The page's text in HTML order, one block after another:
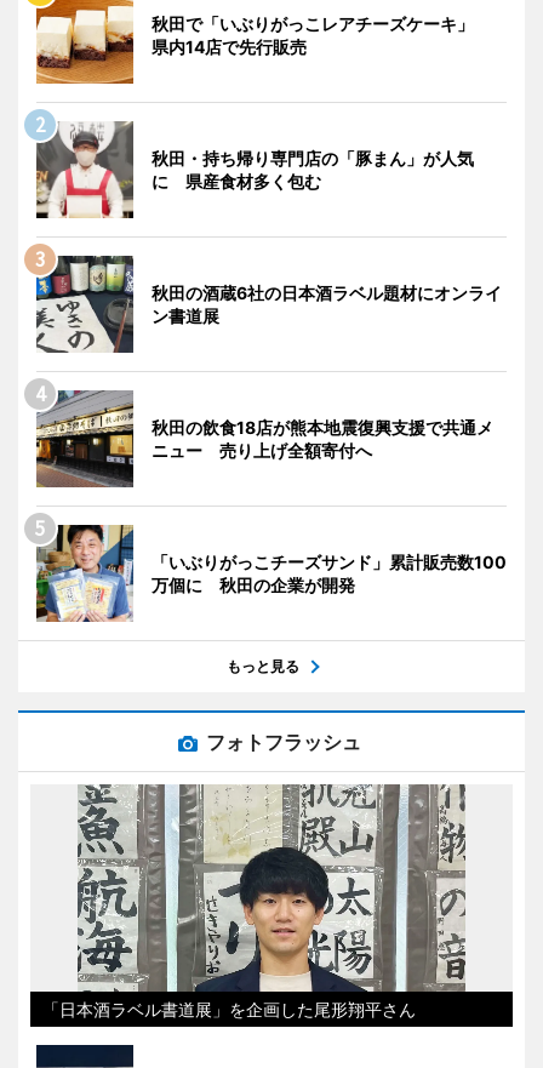
秋田で「いぶりがっこレアチーズケーキ」
県内14店で先行販売
秋田・持ち帰り専門店の「豚まん」が人気
に 県産食材多く包む
秋田の酒蔵6社の日本酒ラベル題材にオンライ
ン書道展
秋田の飲食18店が熊本地震復興支援で共通メ
ニュー 売り上げ全額寄付へ
「いぶりがっこチーズサンド」累計販売数100
万個に 秋田の企業が開発
もっと見る
フォトフラッシュ
「日本酒ラベル書道展」を企画した尾形翔平さん